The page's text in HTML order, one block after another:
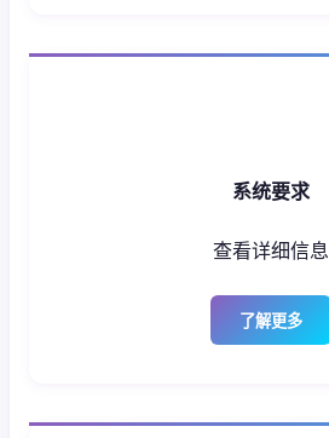
系统要求
查看详细信息
了解更多